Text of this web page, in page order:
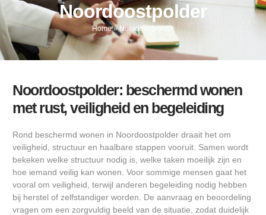
Noordoostpolder
Home»Noordoostpolder
Noordoostpolder: beschermd wonen
met rust, veiligheid en begeleiding
Rond beschermd wonen in Noordoostpolder draait het om
veiligheid, structuur en haalbare stappen vooruit. Samen wordt
bekeken welke structuur nodig is, welke taken moeilijk zijn en
hoe iemand veilig kan wonen. Voor sommige mensen gaat het
vooral om veiligheid, terwijl anderen begeleiding nodig hebben
bij herstel of zelfstandiger worden. De aanvraag en beoordeling
vragen om een zorgvuldig beeld van de situatie, zodat duidelijk